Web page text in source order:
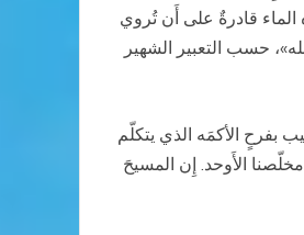
الماء قادرةٌ على أَن تُروي
حسب التعبير الشهير
بفرحٍ الأكمَه الذي يتكلّم
الأَوحد. إِن المسيحَ